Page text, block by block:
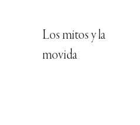
Los mitos y la
movida